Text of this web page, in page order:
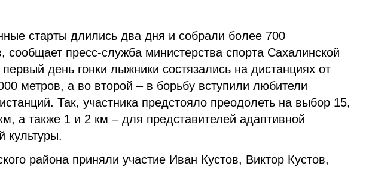
старты длились два дня и собрали более 700
сообщает пресс-служба министерства спорта Сахалинской
день гонки лыжники состязались на дистанциях от
метров, а во второй – в борьбу вступили любители
Так, участника предстояло преодолеть на выбор 15,
а также 1 и 2 км – для представителей адаптивной
культуры.
района приняли участие Иван Кустов, Виктор Кустов,